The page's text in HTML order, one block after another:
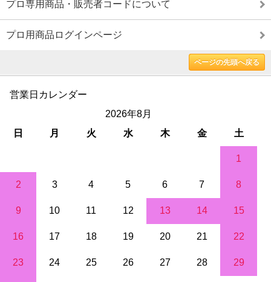
プロ専用商品・販売者コードについて
プロ用商品ログインページ
ページの先頭へ戻る
営業日カレンダー
2026年8月
日
月 火 水 木 金 土
1
2 3 4 5 6 7 8
9 10 11 12 13 14 15
16 17 18 19 20 21 22
23 24 25 26 27 28 29